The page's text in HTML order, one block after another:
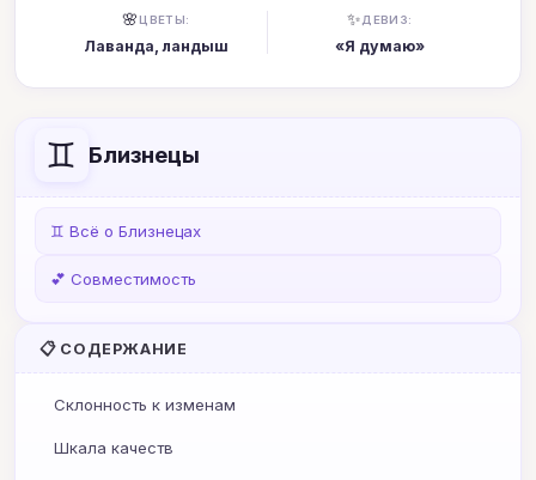
🌸 ЦВЕТЫ:
Лаванда, ландыш
✨ ДЕВИЗ:
«Я думаю»
♊ Близнецы
♊ Всё о Близнецах
💕 Совместимость
📋 СОДЕРЖАНИЕ
Склонность к изменам
Шкала качеств